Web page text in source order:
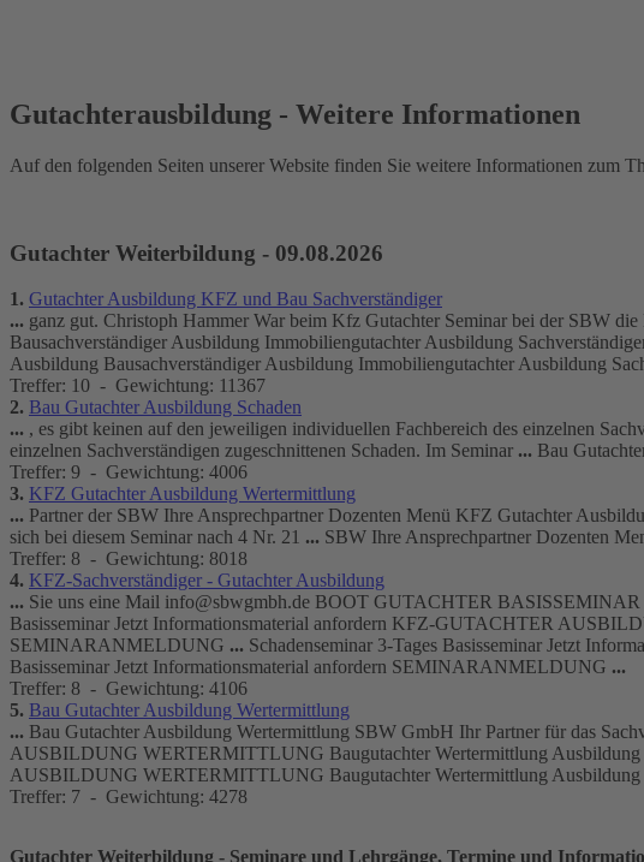
Gutachterausbildung - Weitere Informationen
Auf den folgenden Seiten unserer Website finden Sie weitere Informationen zum
Gutachter Weiterbildung - 09.08.2026
1. GutachterAusbildung KFZ und Bau Sachverständiger
... ganz gut. Christoph Hammer War beim Kfz Gutachter Seminar bei der SBW die
Bausachverständiger Ausbildung ImmobiliengutachterAusbildung
Ausbildung Bausachverständiger Ausbildung ImmobiliengutachterAusbildung
Treffer: 10 - Gewichtung: 11367
2. Bau GutachterAusbildung Schaden
... , es gibt keinen auf den jeweiligen individuellen Fachbereich des einzelnen
einzelnen Sachverständigen zugeschnittenen Schaden. Im Seminar ... Bau
Treffer: 9 - Gewichtung: 4006
3. KFZ GutachterAusbildung Wertermittlung
... Partner der SBW Ihre Ansprechpartner Dozenten Menü KFZ Gutachter
sich bei diesem Seminar nach 4 Nr. 21 ... SBW Ihre Ansprechpartner Dozenten
Treffer: 8 - Gewichtung: 8018
4. KFZ-Sachverständiger - GutachterAusbildung
... Sie uns eine Mail info@sbwgmbh.de BOOT GUTACHTER
Basisseminar Jetzt Informationsmaterial anfordern KFZ-GUTACHTER
SEMINARANMELDUNG ... Schadenseminar 3-Tages Basisseminar Jetzt
Basisseminar Jetzt Informationsmaterial anfordern SEMINARANMELDUNG ...
Treffer: 8 - Gewichtung: 4106
5. Bau GutachterAusbildung Wertermittlung
... Bau GutachterAusbildung Wertermittlung SBW GmbH Ihr Partner für das
AUSBILDUNG WERTERMITTLUNG Baugutachter Wertermittlung
AUSBILDUNG WERTERMITTLUNG Baugutachter Wertermittlung
Treffer: 7 - Gewichtung: 4278
Gutachter Weiterbildung - Seminare und Lehrgänge, Termine und